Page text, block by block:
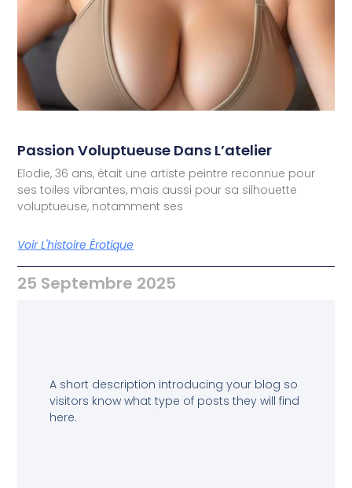
Passion Voluptueuse Dans L’atelier
Elodie, 36 ans, était une artiste peintre reconnue pour
ses toiles vibrantes, mais aussi pour sa silhouette
voluptueuse, notamment ses
Voir L'histoire Érotique
25 Septembre 2025
A short description introducing your blog so
visitors know what type of posts they will find
here.